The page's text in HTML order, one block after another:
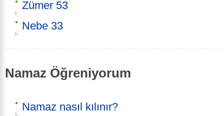
Zümer 53
Nebe 33
Namaz Öğreniyorum
Namaz nasıl kılınır?